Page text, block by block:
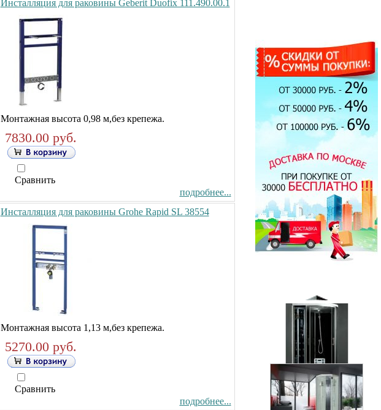
Инсталляция для раковины Geberit Duofix 111.490.00.1
Монтажная высота 0,98 м,без крепежа.
7830.00 руб.
Сравнить
подробнее...
Инсталляция для раковины Grohe Rapid SL 38554
Монтажная высота 1,13 м,без крепежа.
5270.00 руб.
Сравнить
подробнее...
Экран под ванну
ENGLHOME 150
зеркальный
7900.00 руб.
Душевая кабина Timo T-1190
90x90см
44500.00 руб.
Душевая кабина Timo T-1170
170x88см
106900.00 руб.
Душевая кабина Timo T-1102
120x85см (L/R)
56200.00 руб.
Душевая кабина Timo Elta